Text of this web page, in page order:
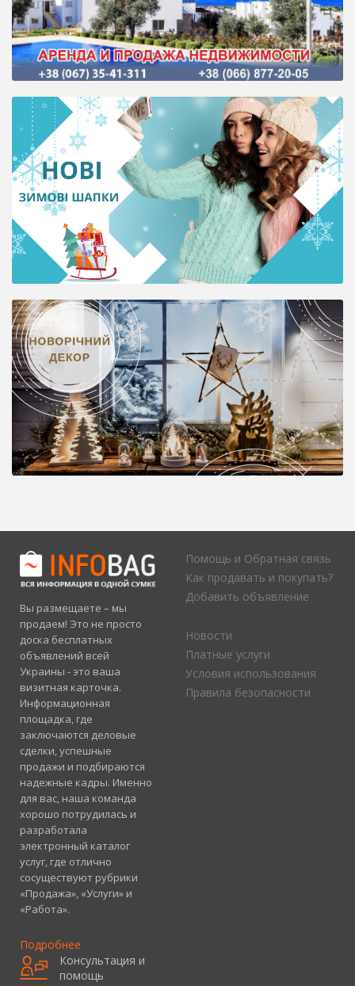
Вы размещаете – мы
продаем! Это не просто
доска бесплатных
объявлений всей
Украины - это ваша
визитная карточка.
Информационная
площадка, где
заключаются деловые
сделки, успешные
продажи и подбираются
надежные кадры. Именно
для вас, наша команда
хорошо потрудилась и
разработала
электронный каталог
услуг, где отлично
сосуществуют рубрики
«Продажа», «Услуги» и
«Работа».
Подробнее
Помощь и Обратная связь
Как продавать и покупать?
Добавить объявление
Новости
Платные услуги
Условия использования
Правила безопасности
Консультация и
помощь